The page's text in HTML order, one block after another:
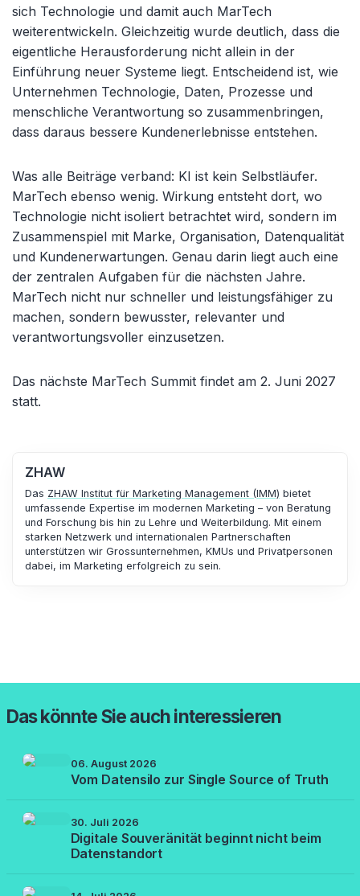
sich Technologie und damit auch MarTech
weiterentwickeln. Gleichzeitig wurde deutlich, dass die
eigentliche Herausforderung nicht allein in der
Einführung neuer Systeme liegt. Entscheidend ist, wie
Unternehmen Technologie, Daten, Prozesse und
menschliche Verantwortung so zusammenbringen,
dass daraus bessere Kundenerlebnisse entstehen.
Was alle Beiträge verband: KI ist kein Selbstläufer.
MarTech ebenso wenig. Wirkung entsteht dort, wo
Technologie nicht isoliert betrachtet wird, sondern im
Zusammenspiel mit Marke, Organisation, Datenqualität
und Kundenerwartungen. Genau darin liegt auch eine
der zentralen Aufgaben für die nächsten Jahre.
MarTech nicht nur schneller und leistungsfähiger zu
machen, sondern bewusster, relevanter und
verantwortungsvoller einzusetzen.
Das nächste MarTech Summit findet am 2. Juni 2027
statt.
ZHAW
Das ZHAW Institut für Marketing Management (IMM) bietet
umfassende Expertise im modernen Marketing – von Beratung
und Forschung bis hin zu Lehre und Weiterbildung. Mit einem
starken Netzwerk und internationalen Partnerschaften
unterstützen wir Grossunternehmen, KMUs und Privatpersonen
dabei, im Marketing erfolgreich zu sein.
Das könnte Sie auch interessieren
06. August 2026
Vom Datensilo zur Single Source of Truth
30. Juli 2026
Digitale Souveränität beginnt nicht beim
Datenstandort